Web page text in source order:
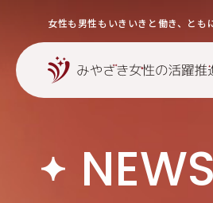
女性も男性もいきいきと働き、と
NEWS